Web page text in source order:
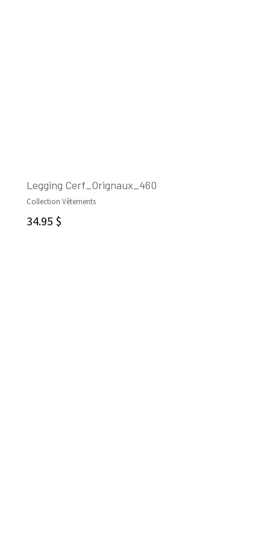
Legging Cerf_Orignaux_460
Collection Vêtements
34.95 $